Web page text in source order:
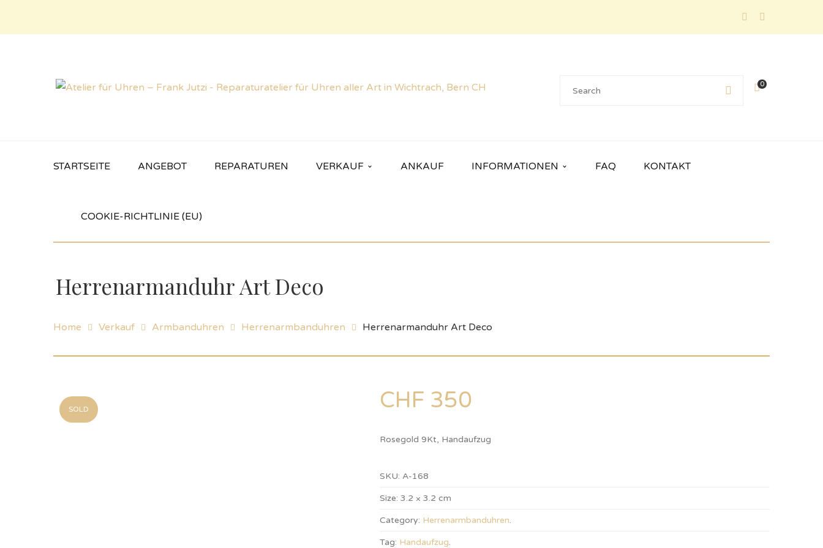
0
STARTSEITE ANGEBOT REPARATUREN VERKAUF ANKAUF INFORMATIONEN FAQ KONTAKT
COOKIE-RICHTLINIE (EU)
Herrenarmanduhr Art Deco
Home Verkauf Armbanduhren Herrenarmbanduhren Herrenarmanduhr Art Deco
SOLD CHF 350
Rosegold 9Kt, Handaufzug
SKU: A-168
Size: 3.2 × 3.2 cm
Category: Herrenarmbanduhren.
Tag: Handaufzug.